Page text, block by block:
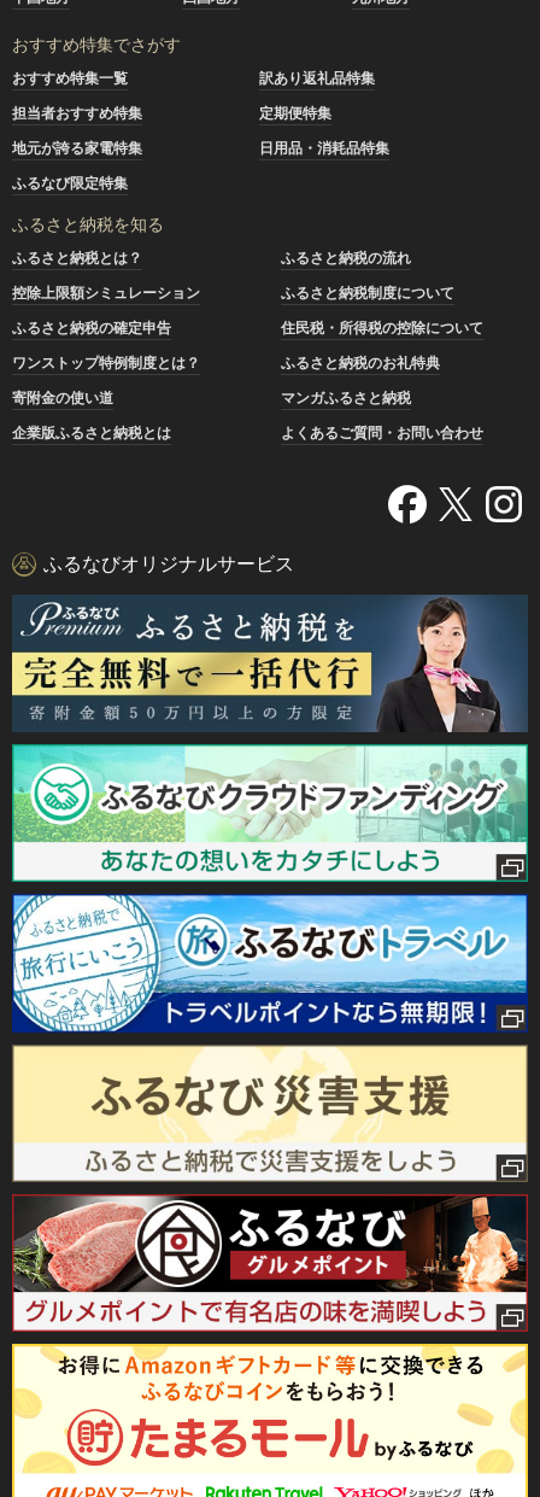
おすすめ特集でさがす
おすすめ特集一覧
訳あり返礼品特集
担当者おすすめ特集
定期便特集
地元が誇る家電特集
日用品・消耗品特集
ふるなび限定特集
ふるさと納税を知る
ふるさと納税とは？
ふるさと納税の流れ
控除上限額シミュレーション
ふるさと納税制度について
ふるさと納税の確定申告
住民税・所得税の控除について
ワンストップ特例制度とは？
ふるさと納税のお礼特典
寄附金の使い道
マンガふるさと納税
企業版ふるさと納税とは
よくあるご質問・お問い合わせ
ふるなびオリジナルサービス